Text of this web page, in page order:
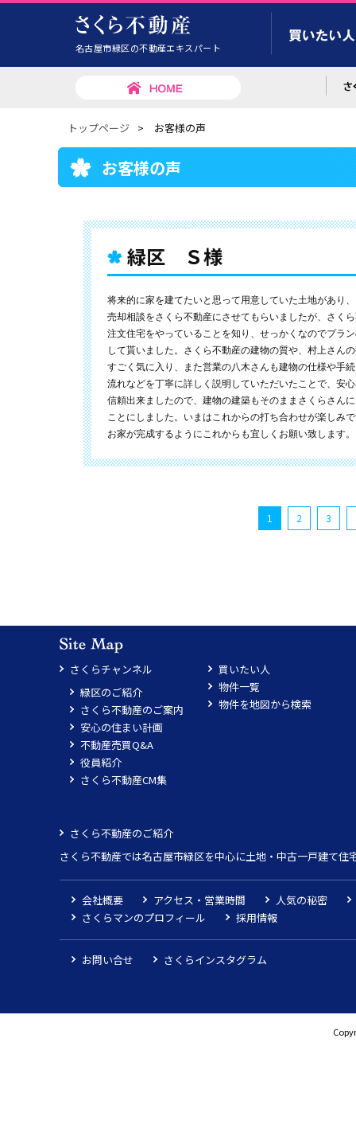
名古屋市緑区の不動産エキスパート
トップページ > お客様の声
お客様の声
緑区 Ｓ様
将来的に家を建てたいと思って用意していた土地があり
売却相談をさくら不動産にさせてもらいましたが、さく
注文住宅をやっていることを知り、せっかくなのでプラ
して貰いました。さくら不動産の建物の質や、村上さん
すごく気に入り、また営業の八木さんも建物の仕様や手
流れなどを丁寧に詳しく説明していただいたことで、安
信頼出来ましたので、建物の建築もそのままさくらさん
ことにしました。いまはこれからの打ち合わせが楽しみ
お家が完成するようにこれからも宜しくお願い致します。
1 2 3
さくらチャンネル
緑区のご紹介
さくら不動産のご案内
安心の住まい計画
不動産売買Q&A
役員紹介
さくら不動産CM集
買いたい人
物件一覧
物件を地図から検索
さくら不動産のご紹介
さくら不動産では名古屋市緑区を中心に土地・中古一戸建て
会社概要 アクセス・営業時間
人気の秘密
さくらマンのプロフィール
採用情報
お問い合せ さくらインスタグラム